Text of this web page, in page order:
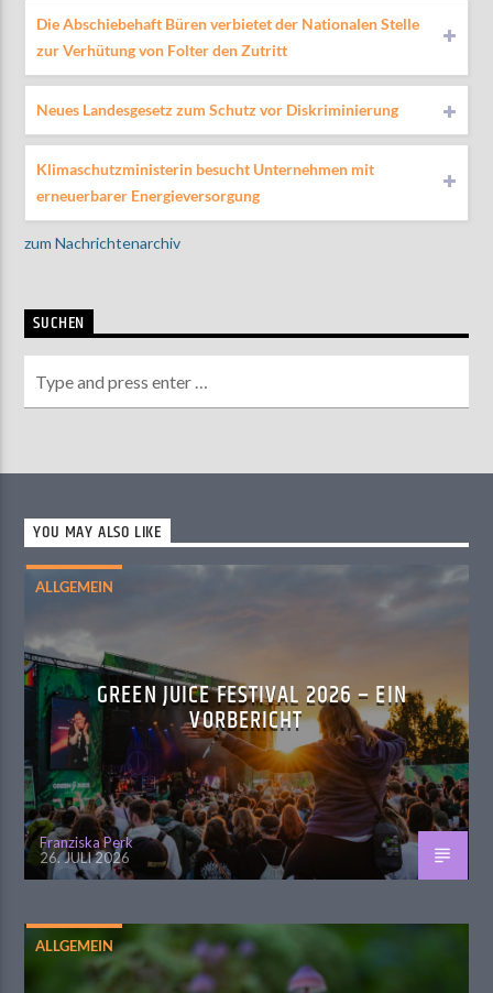
Die Abschiebehaft Büren verbietet der Nationalen Stelle
zur Verhütung von Folter den Zutritt
Neues Landesgesetz zum Schutz vor Diskriminierung
Klimaschutzministerin besucht Unternehmen mit
erneuerbarer Energieversorgung
zum Nachrichtenarchiv
SUCHEN
YOU MAY ALSO LIKE
ALLGEMEIN
GREEN JUICE FESTIVAL 2026 – EIN
VORBERICHT
Franziska Perk
26. JULI 2026
ALLGEMEIN